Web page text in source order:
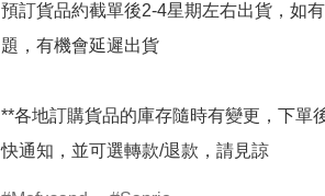
預訂貨品約截單後2-4星期左右出貨，如
題，有機會延遲出貨
**各地訂購貨品的庫存隨時有變更，下單
快通知，並可選轉款/退款，請見諒